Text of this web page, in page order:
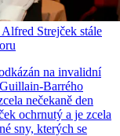
Strejček stále
na invalidní
Barrého
nečekaně den
ochrnutý a je zcela
sny, kterých se